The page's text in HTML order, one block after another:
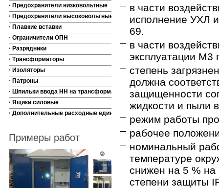
⋅ Предохранители низковольтные
⋅ Предохранители высоковольтные
⋅ Плавкие вставки
⋅ Ограничители ОПН
⋅ Разрядники
⋅ Трансформаторы
⋅ Изоляторы
⋅ Патроны
⋅ Шпильки ввода НН на трансформаторы
⋅ Ящики силовые
⋅ Дополнительные расходные единицы
Примеры работ
в части
исполнение УХЛ
69.
в части
эксплуатации М3
степень
должна
защищенности
жидкости и пыли
режим работы
рабочее
номинальный
температуре
снижен на 5 %
степени защиты